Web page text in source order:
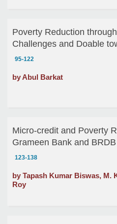
Poverty Reduction
Challenges and Doable
Development Goals
95-122
by Abul Barkat
Micro-credit and Poverty
Grameen Bank and BRDB
123-138
by Tapash Kumar Biswas, M.
Roy